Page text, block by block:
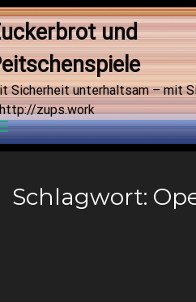
und
Sicherheit unterhaltsam – mit
zups.work
Schlagwort: